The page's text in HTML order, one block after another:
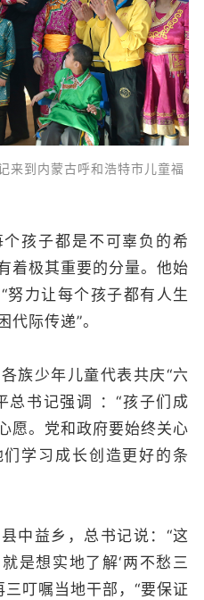
来到内蒙古呼和浩特市儿童福
孩子都是不可辜负的希
着极其重要的分量。他始
努力让每个孩子都有人生
代际传递”。
族少年儿童代表共庆“六
总书记强调 ：“孩子们成
愿。党和政府要始终关心
学习成长创造更好的条
中益乡，总书记说：“这
是想实地了解‘两不愁三
三叮嘱当地干部，“要保证